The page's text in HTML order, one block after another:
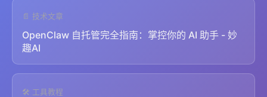
📄 技术文章
OpenClaw 自托管完全指南：掌控你的 AI 助手 - 妙
趣AI
🛠️ 工具教程